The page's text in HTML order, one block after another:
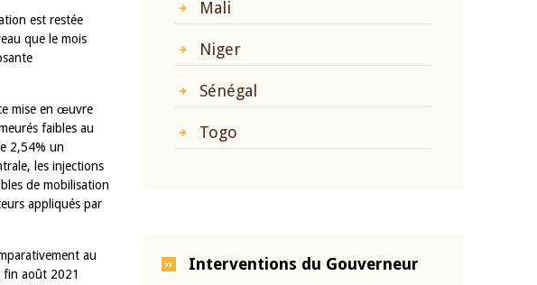
est restée
que le mois
mise en œuvre
faibles au
2,54% un
les injections
de mobilisation
appliqués par
au
fin août 2021
Mali
Niger
Sénégal
Togo
Interventions du Gouverneur